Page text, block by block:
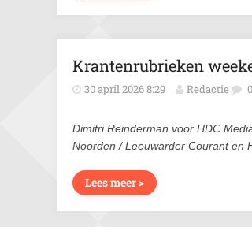
Krantenrubrieken
30 april 2026 8:29 Redactie 0
Dimitri Reinderman voor HDC
Noorden / Leeuwarder Courant en
Lees meer >